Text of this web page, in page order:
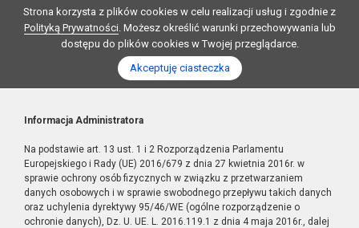
Strona korzysta z plików cookies w celu realizacji usług i zgodnie z
Polityką Prywatności. Możesz określić warunki przechowywania lub
dostępu do plików cookies w Twojej przeglądarce.
Akceptuję ciasteczka
Informacja Administratora
Na podstawie art. 13 ust. 1 i 2 Rozporządzenia Parlamentu
Europejskiego i Rady (UE) 2016/679 z dnia 27 kwietnia 2016r. w
sprawie ochrony osób fizycznych w związku z przetwarzaniem
danych osobowych i w sprawie swobodnego przepływu takich danych
oraz uchylenia dyrektywy 95/46/WE (ogólne rozporządzenie o
ochronie danych), Dz. U. UE. L. 2016.119.1 z dnia 4 maja 2016r., dalej